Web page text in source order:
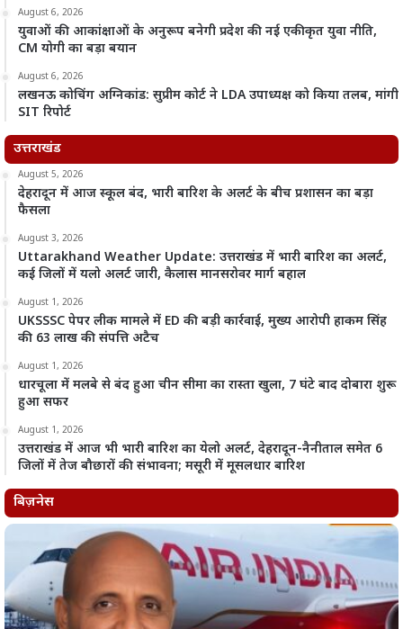
August 6, 2026
युवाओं की आकांक्षाओं के अनुरूप बनेगी प्रदेश की नई एकीकृत युवा नीति,
CM योगी का बड़ा बयान
August 6, 2026
लखनऊ कोचिंग अग्निकांड: सुप्रीम कोर्ट ने LDA उपाध्यक्ष को किया तलब, मांगी
SIT रिपोर्ट
उत्तराखंड
August 5, 2026
देहरादून में आज स्कूल बंद, भारी बारिश के अलर्ट के बीच प्रशासन का बड़ा
फैसला
August 3, 2026
Uttarakhand Weather Update: उत्तराखंड में भारी बारिश का अलर्ट,
कई जिलों में यलो अलर्ट जारी, कैलास मानसरोवर मार्ग बहाल
August 1, 2026
UKSSSC पेपर लीक मामले में ED की बड़ी कार्रवाई, मुख्य आरोपी हाकम सिंह
की 63 लाख की संपत्ति अटैच
August 1, 2026
धारचूला में मलबे से बंद हुआ चीन सीमा का रास्ता खुला, 7 घंटे बाद दोबारा शुरू
हुआ सफर
August 1, 2026
उत्तराखंड में आज भी भारी बारिश का येलो अलर्ट, देहरादून-नैनीताल समेत 6
जिलों में तेज बौछारों की संभावना; मसूरी में मूसलधार बारिश
बिज़नेस